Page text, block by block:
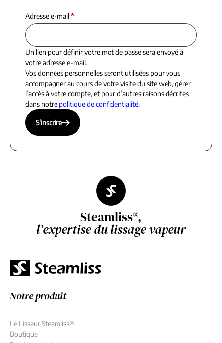
Adresse e-mail*
Un lien pour définir votre mot de passe sera envoyé à
votre adresse e-mail.
Vos données personnelles seront utilisées pour vous
accompagner au cours de votre visite du site web, gérer
l’accès à votre compte, et pour d’autres raisons décrites
dans notre politique de confidentialité.
S'inscrire
Steamliss®,
l’expertise du lissage vapeur
Notre produit
Le Lisseur Steamliss®
Boutique